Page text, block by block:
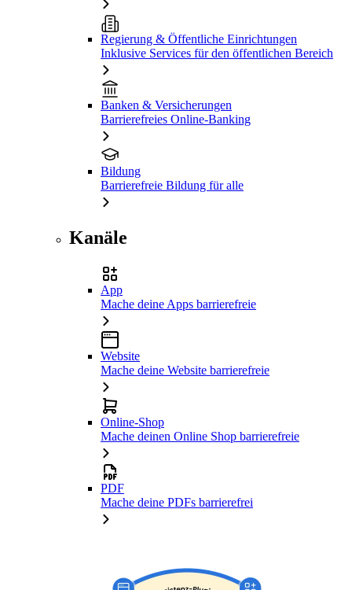
Regierung & Öffentliche Einrichtungen
Inklusive Services für den öffentlichen Bereich
Banken & Versicherungen
Barrierefreies Online-Banking
Bildung
Barrierefreie Bildung für alle
Kanäle
App
Mache deine Apps barrierefreie
Website
Mache deine Website barrierefreie
Online-Shop
Mache deinen Online Shop barrierefreie
PDF
Mache deine PDFs barrierefrei